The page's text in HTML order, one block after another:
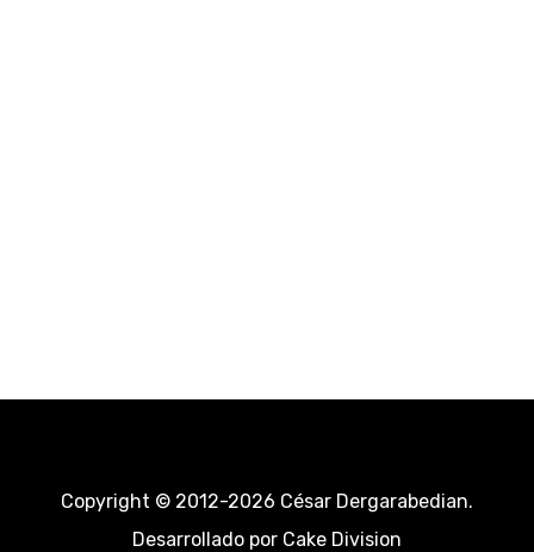
Copyright © 2012-2026 César Dergarabedian.
Desarrollado porCake Division